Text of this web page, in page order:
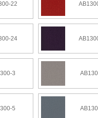
22
24
3
5